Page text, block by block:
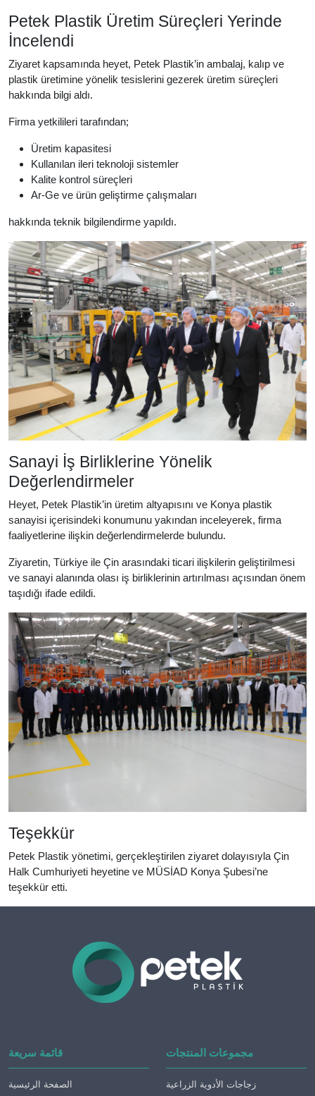
Petek Plastik Üretim Süreçleri Yerinde
İncelendi
Ziyaret kapsamında heyet, Petek Plastik’in ambalaj, kalıp ve
plastik üretimine yönelik tesislerini gezerek üretim süreçleri
hakkında bilgi aldı.
Firma yetkilileri tarafından;
Üretim kapasitesi
Kullanılan ileri teknoloji sistemler
Kalite kontrol süreçleri
Ar-Ge ve ürün geliştirme çalışmaları
hakkında teknik bilgilendirme yapıldı.
Sanayi İş Birliklerine Yönelik
Değerlendirmeler
Heyet, Petek Plastik’in üretim altyapısını ve Konya plastik
sanayisi içerisindeki konumunu yakından inceleyerek, firma
faaliyetlerine ilişkin değerlendirmelerde bulundu.
Ziyaretin, Türkiye ile Çin arasındaki ticari ilişkilerin geliştirilmesi
ve sanayi alanında olası iş birliklerinin artırılması açısından önem
taşıdığı ifade edildi.
Teşekkür
Petek Plastik yönetimi, gerçekleştirilen ziyaret dolayısıyla Çin
Halk Cumhuriyeti heyetine ve MÜSİAD Konya Şubesi’ne
teşekkür etti.
قائمة سريعة
الصفحة الرئيسية
مجموعات المنتجات
زجاجات الأدوية الزراعية